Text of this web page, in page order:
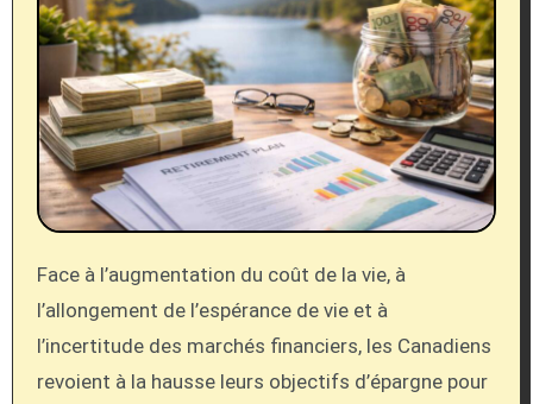
Face à l’augmentation du coût de la vie, à
l’allongement de l’espérance de vie et à
l’incertitude des marchés financiers, les Canadiens
revoient à la hausse leurs objectifs d’épargne pour